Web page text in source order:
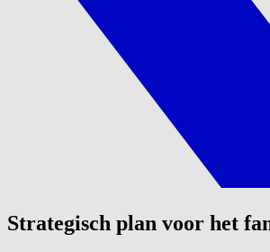
Strategisch plan voor het